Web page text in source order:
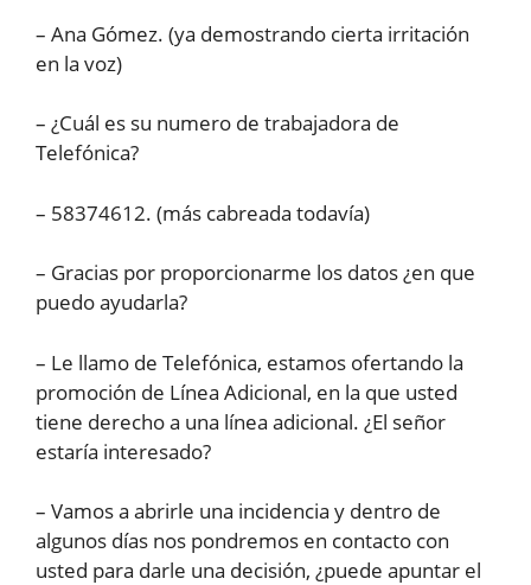
– Ana Gómez. (ya demostrando cierta irritación
en la voz)
– ¿Cuál es su numero de trabajadora de
Telefónica?
– 58374612. (más cabreada todavía)
– Gracias por proporcionarme los datos ¿en que
puedo ayudarla?
– Le llamo de Telefónica, estamos ofertando la
promoción de Línea Adicional, en la que usted
tiene derecho a una línea adicional. ¿El señor
estaría interesado?
– Vamos a abrirle una incidencia y dentro de
algunos días nos pondremos en contacto con
usted para darle una decisión, ¿puede apuntar el